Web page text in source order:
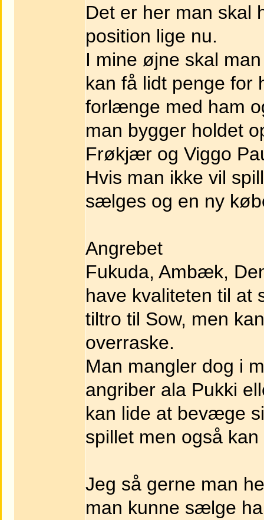
Det er her man skal
position lige nu.
I mine øjne skal
kan få lidt penge for
forlænge med ham
man bygger holdet
Frøkjær og Viggo
Hvis man ikke vil
sælges og en ny
Angrebet
Fukuda, Ambæk,
have kvaliteten til at
tiltro til Sow, men
overraske.
Man mangler dog i
angriber ala Pukki
kan lide at bevæge
spillet men også
Jeg så gerne man
man kunne sælge